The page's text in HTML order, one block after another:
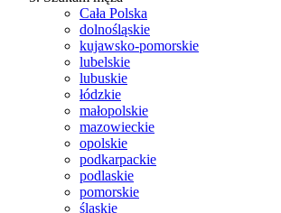
Cała Polska
dolnośląskie
kujawsko-pomorskie
lubelskie
lubuskie
łódzkie
małopolskie
mazowieckie
opolskie
podkarpackie
podlaskie
pomorskie
śląskie